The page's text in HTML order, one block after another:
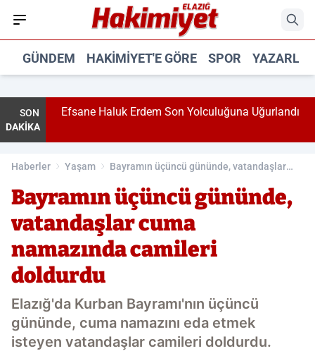
GÜNDEM HAKIMIYET'E GÖRE SPOR
SON
DAKİKA
Efsane Haluk Erdem Son Yolculuğuna Uğurlandı
Haberler Yaşam
Bayramın üçüncü gününde, vatandaşlar
Bayramın üçüncü gününde,
vatandaşlar cuma
namazında camileri
doldurdu
Elazığ'da Kurban Bayramı'nın üçüncü
gününde, cuma namazını eda etmek
isteyen vatandaşlar camileri doldurdu.